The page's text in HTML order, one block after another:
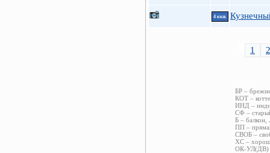
4 ккв.
1 2
БР –
КОТ –
ИНД –
СФ –
Б – балкон,
ПП –
СВОБ –
ХС –
ОК-УЛ(ДВ)